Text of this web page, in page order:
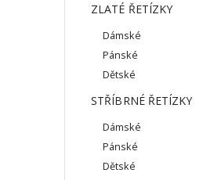
ZLATÉ ŘETÍZKY
Dámské
Pánské
Dětské
STŘÍBRNÉ ŘETÍZKY
Dámské
Pánské
Dětské